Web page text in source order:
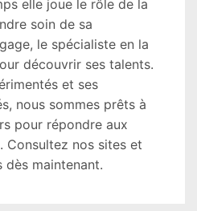
elle joue le rôle de la
soin de sa
le spécialiste en la
découvrir ses talents.
et ses
nous sommes prêts à
pour répondre aux
Consultez nos sites et
maintenant.